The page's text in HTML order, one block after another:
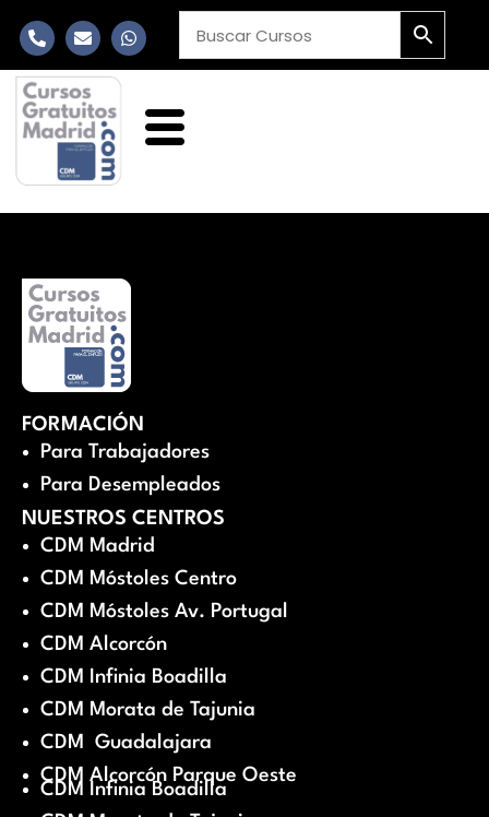
FORMACIÓN
Para Trabajadores
Para Desempleados
NUESTROS CENTROS
CDM Madrid
CDM Móstoles Centro
CDM Móstoles Av. Portugal
CDM Alcorcón
CDM Infinia Boadilla
CDM Morata de Tajunia
CDM Guadalajara
CDM Alcorcón Parque Oeste
CDM Infinia Boadilla